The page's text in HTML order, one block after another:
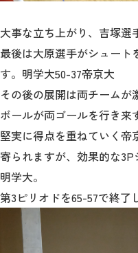
大事な立ち上がり、吉塚選
最後は大原選手がシュート
す。明学大50-37帝京大
その後の展開は両チームが
ボールが両ゴールを行き来
堅実に得点を重ねていく帝
寄られますが、効果的な
明学大。
第3ピリオドを65-57で終了